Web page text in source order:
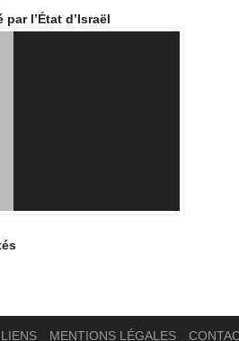
l’État d’Israël
MENTIONS LÉGALES